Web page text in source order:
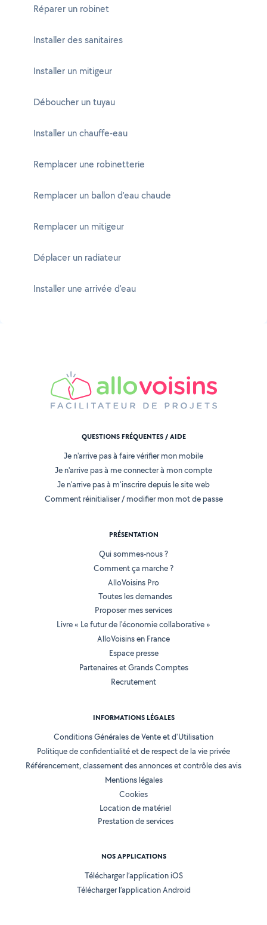
Réparer un robinet
Installer des sanitaires
Installer un mitigeur
Déboucher un tuyau
Installer un chauffe-eau
Remplacer une robinetterie
Remplacer un ballon d'eau chaude
Remplacer un mitigeur
Déplacer un radiateur
Installer une arrivée d'eau
QUESTIONS FRÉQUENTES / AIDE
Je n'arrive pas à faire vérifier mon mobile
Je n'arrive pas à me connecter à mon compte
Je n'arrive pas à m'inscrire depuis le site web
Comment réinitialiser / modifier mon mot de passe
PRÉSENTATION
Qui sommes-nous ?
Comment ça marche ?
AlloVoisins Pro
Toutes les demandes
Proposer mes services
Livre « Le futur de l'économie collaborative »
AlloVoisins en France
Espace presse
Partenaires et Grands Comptes
Recrutement
INFORMATIONS LÉGALES
Conditions Générales de Vente et d'Utilisation
Politique de confidentialité et de respect de la vie privée
Référencement, classement des annonces et contrôle des avis
Mentions légales
Cookies
Location de matériel
Prestation de services
NOS APPLICATIONS
Télécharger l’application iOS
Télécharger l’application Android